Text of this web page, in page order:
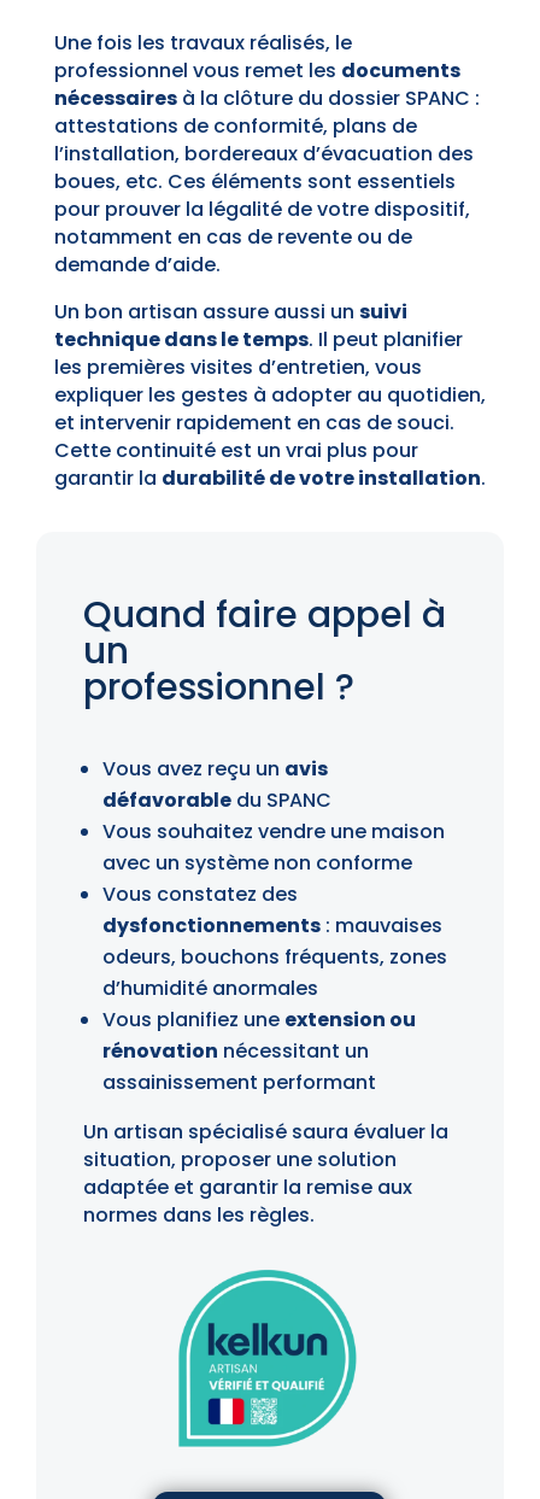
Une fois les travaux réalisés, le
professionnel vous remet les documents
nécessairesà la clôture du dossier SPANC :
attestations de conformité, plans de
l’installation, bordereaux d’évacuation des
boues, etc. Ces éléments sont essentiels
pour prouver la légalité de votre dispositif,
notamment en cas de revente ou de
demande d’aide.
Un bon artisan assure aussi un suivi
technique dans le temps. Il peut planifier
les premières visites d’entretien, vous
expliquer les gestes à adopter au quotidien,
et intervenir rapidement en cas de souci.
Cette continuité est un vrai plus pour
garantir la durabilité de votre installation.
Quand faire appel à
un
professionnel ?
Vous avez reçu un avis
défavorabledu SPANC
Vous souhaitez vendre une maison
avec un système non conforme
Vous constatez des
dysfonctionnements: mauvaises
odeurs, bouchons fréquents, zones
d’humidité anormales
Vous planifiez une extension ou
rénovation nécessitant un
assainissement performant
Un artisan spécialisé saura évaluer la
situation, proposer une solution
adaptée et garantir la remise aux
normes dans les règles.